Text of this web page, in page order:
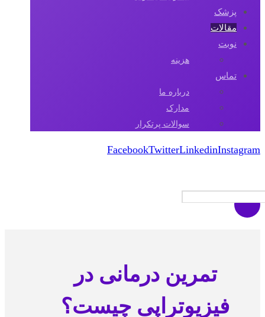
پزشک
مقالات‌
نوبت
هزینه
تماس
درباره ما
مدارک
سوالات پرتکرار
FacebookTwitterLinkedinInstagram
تمرین درمانی در
فیزیوتراپی چیست؟